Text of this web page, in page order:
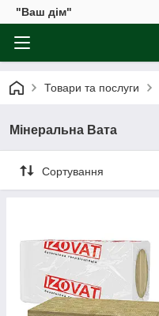
"Ваш дім"
Товари та послуги
Мінеральна Вата
Сортування